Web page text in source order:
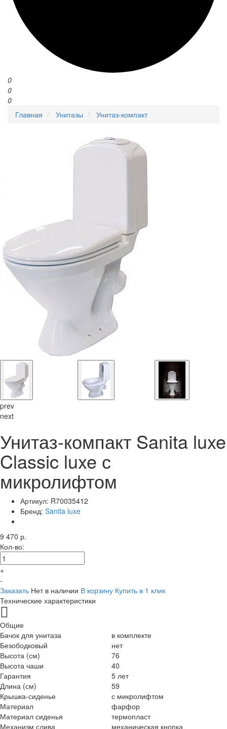
0
0
0
Главная
Унитазы Унитаз-компакт
prev
next
Унитаз-компакт Sanita luxe
Classic luxe с
микролифтом
Артикул: R70035412
Бренд: Sanita luxe
9 470 р.
Кол-во:
+
-
Заказать Нет в наличии В корзину Купить в 1 клик
Технические характеристики
Общие
Бачок для унитаза
в комплекте
Безободковый
нет
Высота (см)
76
Высота чаши
40
Гарантия
5 лет
Длина (см)
59
Крышка-сиденье
с микролифтом
Материал
фарфор
Материал сиденья
термопласт
Механизм слива
механическая кнопка